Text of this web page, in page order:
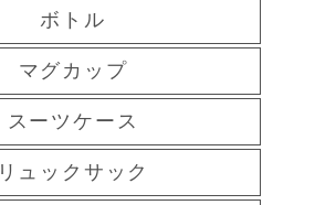
ボトル
マグカップ
スーツケース
リュックサック